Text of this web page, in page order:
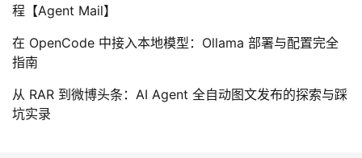
程【Agent Mail】
在 OpenCode 中接入本地模型：Ollama 部署与配置完全
指南
从 RAR 到微博头条：AI Agent 全自动图文发布的探索与踩
坑实录